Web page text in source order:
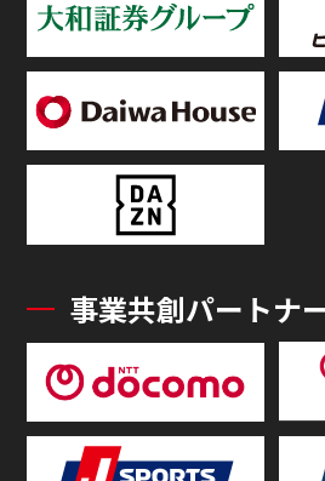
事業共創パートナ